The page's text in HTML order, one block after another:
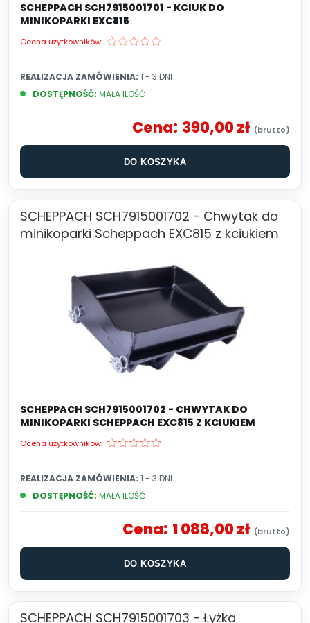
SCHEPPACH SCH7915001701 - KCIUK DO
MINIKOPARKI EXC815
Ocena użytkowników:
DOSTĘPNOŚĆ: MAŁA ILOŚĆ
REALIZACJA ZAMÓWIENIA: 1 - 3 DNI
Cena: 390,00 zł
DO KOSZYKA
SCHEPPACH SCH7915001702 - Chwytak do
minikoparki Scheppach EXC815 z kciukiem
SCHEPPACH SCH7915001702 - CHWYTAK DO
MINIKOPARKI SCHEPPACH EXC815 Z KCIUKIEM
Ocena użytkowników:
DOSTĘPNOŚĆ: MAŁA ILOŚĆ
REALIZACJA ZAMÓWIENIA: 1 - 3 DNI
Cena: 1 088,00 zł
DO KOSZYKA
SCHEPPACH SCH7915001703 - Łyżka